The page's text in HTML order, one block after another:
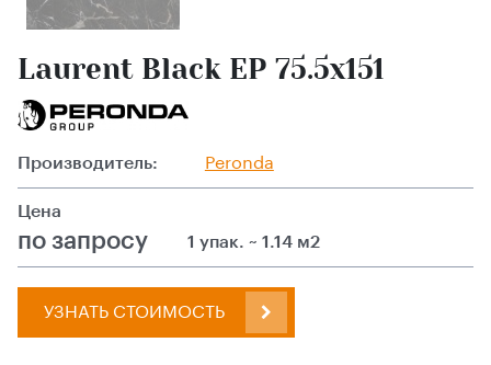
Laurent Black EP 75.5х151
Производитель: Peronda
Цена
по запросу 1 упак. ~ 1.14 м2
УЗНАТЬ СТОИМОСТЬ